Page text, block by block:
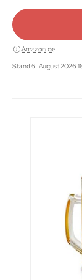
Amazon.de
Stand 6. August 2026